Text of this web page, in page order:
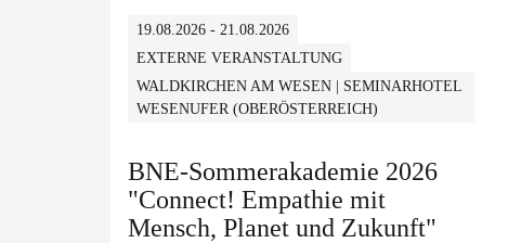
19.08.2026 - 21.08.2026
EXTERNE VERANSTALTUNG
WALDKIRCHEN AM WESEN | SEMINARHOTEL
WESENUFER (OBERÖSTERREICH)
BNE-Sommerakademie 2026
"Connect! Empathie mit
Mensch, Planet und Zukunft"